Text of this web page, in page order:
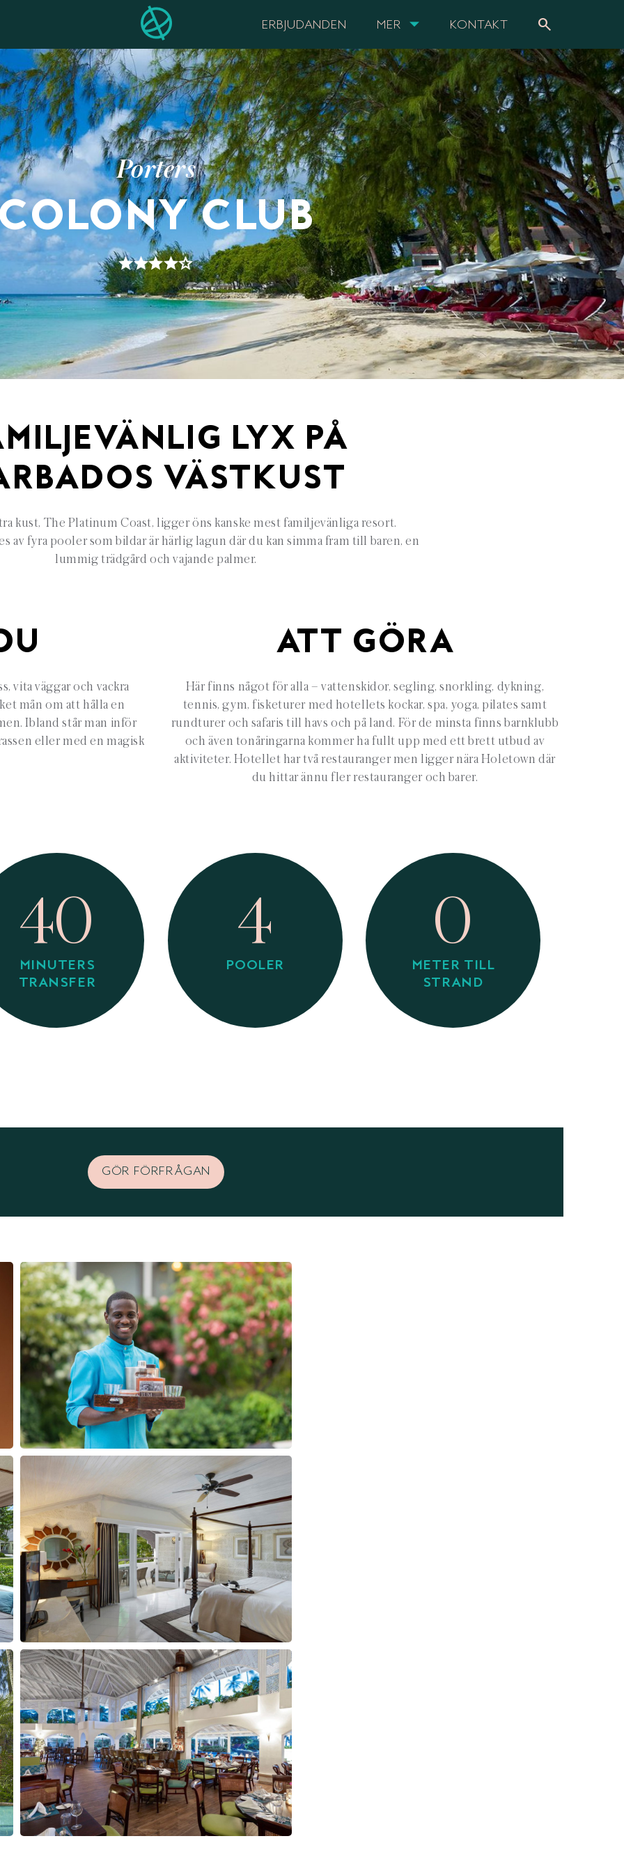
ERBJUDANDEN MER KONTAKT search
Porters
CLUB
LYX PÅ
VÄSTKUST
kust, The Platinum Coast, ligger öns kanske mest familjevänliga resort.
av fyra pooler som bildar är härlig lagun där du kan simma fram till baren, en
lummig trädgård och vajande palmer.
vita väggar och vackra
mån om att hålla en
Ibland står man inför
eller med en magisk
ATT GÖRA
Här finns något för alla – vattenskidor, segling, snorkling, dykning,
tennis, gym, fisketurer med hotellets kockar, spa, yoga, pilates samt
rundturer och safaris till havs och på land. För de minsta finns barnklubb
och även tonåringarna kommer ha fullt upp med ett brett utbud av
aktiviteter. Hotellet har två restauranger men ligger nära Holetown där
du hittar ännu fler restauranger och barer.
40
MINUTERS
TRANSFER
4
POOLER
0
METER TILL
STRAND
GÖR FÖRFRÅGAN